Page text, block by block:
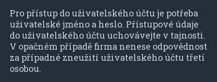
Pro přístup do uživatelského účtu je potřeba
uživatelské jméno a heslo. Přístupové údaje
do uživatelského účtu uchovávejte v tajnosti.
V opačném případě firma nenese odpovědnost
za případné zneužití uživatelského účtu třetí
osobou.